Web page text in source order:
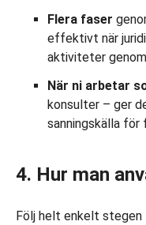
Flera faser
effektivt när
aktiviteter
När ni arbetar
konsulter – ger
sanningskälla för
4. Hur man
Följ helt enkelt